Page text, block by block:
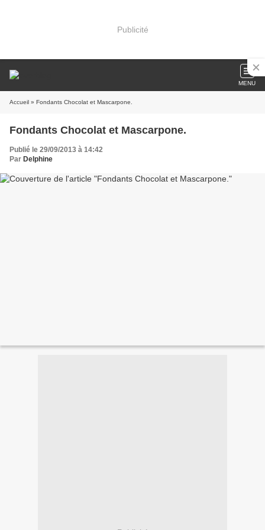
Publicité
MENU
Accueil » Fondants Chocolat et Mascarpone.
Fondants Chocolat et Mascarpone.
Publié le 29/09/2013 à 14:42
Par Delphine